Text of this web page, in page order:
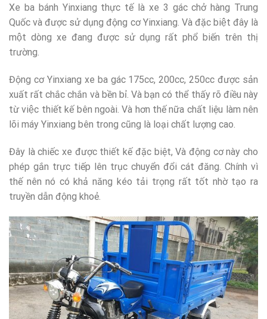
Xe ba bánh Yinxiang thực tế là xe 3 gác chở hàng Trung
Quốc và được sử dụng động cơ Yinxiang. Và đặc biệt đây là
một dòng xe đang được sử dụng rất phổ biến trên thị
trường.
Động cơ Yinxiang xe ba gác 175cc, 200cc, 250cc được sản
xuất rất chắc chắn và bền bỉ. Và bạn có thể thấy rõ điều này
từ việc thiết kế bên ngoài. Và hơn thế nữa chất liệu làm nên
lõi máy Yinxiang bên trong cũng là loại chất lượng cao.
Đây là chiếc xe được thiết kế đặc biệt, Và động cơ này cho
phép gắn trực tiếp lên trục chuyển đổi cát đăng. Chính vì
thế nên nó có khả năng kéo tải trọng rất tốt nhờ tạo ra
truyền dẫn động khoẻ.